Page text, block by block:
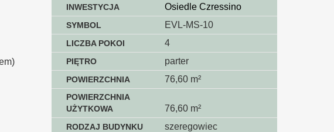
INWESTYCJA Osiedle Czressino
SYMBOL EVL-MS-10
LICZBA POKOI 4
PIĘTRO parter
POWIERZCHNIA 76,60 m²
POWIERZCHNIA
UŻYTKOWA
76,60 m²
RODZAJ BUDYNKU szeregowiec